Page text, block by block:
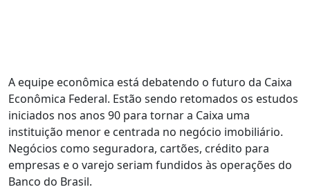
A equipe econômica está debatendo o futuro da Caixa
Econômica Federal. Estão sendo retomados os estudos
iniciados nos anos 90 para tornar a Caixa uma
instituição menor e centrada no negócio imobiliário.
Negócios como seguradora, cartões, crédito para
empresas e o varejo seriam fundidos às operações do
Banco do Brasil.